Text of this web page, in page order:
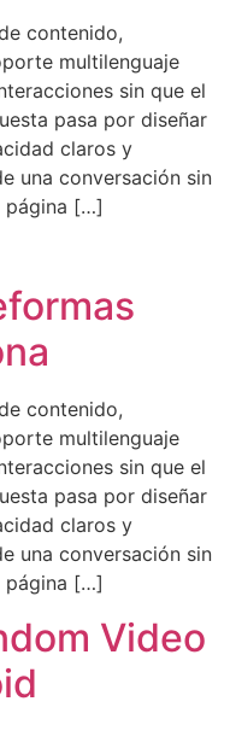
contenido,
multilenguaje
sin que el
pasa por diseñar
claros y
una conversación sin
página […]
contenido,
multilenguaje
sin que el
pasa por diseñar
claros y
una conversación sin
página […]
Video